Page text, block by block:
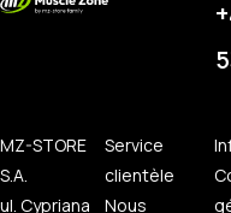
MZ-STORE
S.A.
ul. Cypriana
Service
clientèle
Nous